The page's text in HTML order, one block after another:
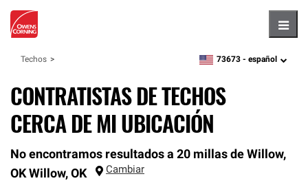
Techos zipcode, language
73673 - español
CONTRATISTAS DE TECHOS
CERCA DE MI UBICACIÓN
No encontramos resultados a 20 millas de Willow,
OK Willow, OK Cambiar